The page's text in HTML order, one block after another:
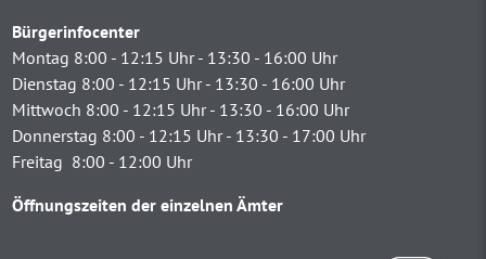
Bürgerinfocenter
Montag 8:00 - 12:15 Uhr - 13:30 - 16:00 Uhr
Dienstag 8:00 - 12:15 Uhr - 13:30 - 16:00 Uhr
Mittwoch 8:00 - 12:15 Uhr - 13:30 - 16:00 Uhr
Donnerstag 8:00 - 12:15 Uhr - 13:30 - 17:00 Uhr
Freitag 8:00 - 12:00 Uhr
Öffnungszeiten der einzelnen Ämter